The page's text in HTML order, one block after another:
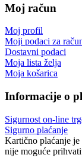
Moj račun
Moj profil
Moji podaci za
Dostavni podaci
Moja lista želja
Moja košarica
Informacije o
Sigurnost on-line
Sigurno plaćanje
Kartično plaćanje
nije moguće